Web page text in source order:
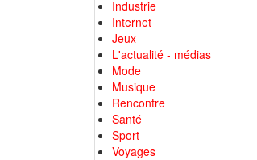
Industrie
Internet
Jeux
L'actualité - médias
Mode
Musique
Rencontre
Santé
Sport
Voyages